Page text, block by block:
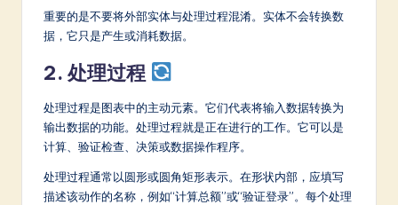
o
重要的是不要将外部实体与处理过程混淆。实体不会转换数
据，它只是产生或消耗数据。
2. 处理过程
处理过程是图表中的主动元素。它们代表将输入数据转换为
输出数据的功能。处理过程就是正在进行的工作。它可以是
计算、验证检查、决策或数据操作程序。
处理过程通常以圆形或圆角矩形表示。在形状内部，应填写
描述该动作的名称，例如“计算总额”或“验证登录”。每个处理